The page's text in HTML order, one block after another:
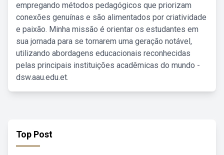
empregando métodos pedagógicos que priorizam
conexões genuínas e são alimentados por criatividade
e paixão. Minha missão é orientar os estudantes em
sua jornada para se tornarem uma geração notável,
utilizando abordagens educacionais reconhecidas
pelas principais instituições acadêmicas do mundo -
dsw.aau.edu.et.
Top Post